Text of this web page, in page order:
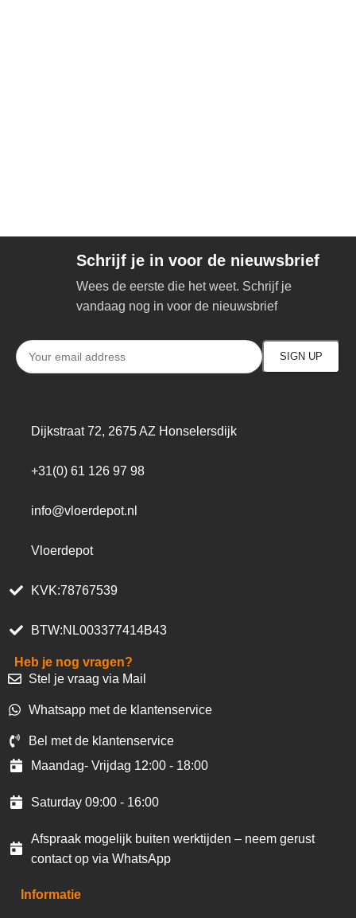
Schrijf je in voor de nieuwsbrief
Wees de eerste die het weet. Schrijf je
vandaag nog in voor de nieuwsbrief
Dijkstraat 72, 2675 AZ Honselersdijk
+31(0) 61 126 97 98
info@vloerdepot.nl
Vloerdepot
KVK:78767539
BTW:NL003377414B43
Heb je nog vragen?
Stel je vraag via Mail
Whatsapp met de klantenservice
Bel met de klantenservice
Maandag- Vrijdag 12:00 - 18:00
Saturday 09:00 - 16:00
Afspraak mogelijk buiten werktijden – neem gerust
contact op via WhatsApp
Informatie